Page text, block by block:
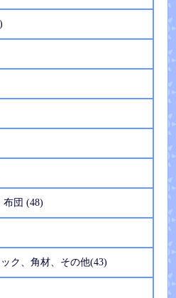
布団 (48)
ク、角材、その他(43)